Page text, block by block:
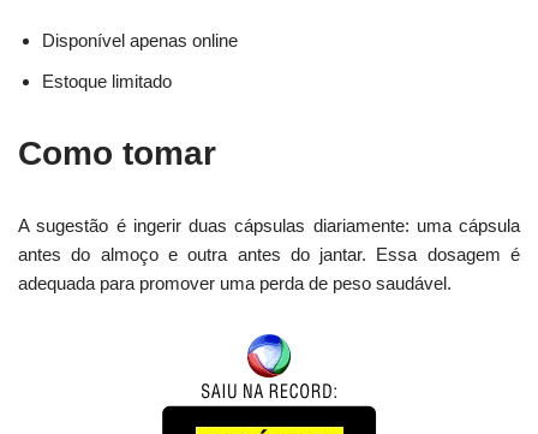
Disponível apenas online
Estoque limitado
Como tomar
A sugestão é ingerir duas cápsulas diariamente: uma cápsula
antes do almoço e outra antes do jantar. Essa dosagem é
adequada para promover uma perda de peso saudável.